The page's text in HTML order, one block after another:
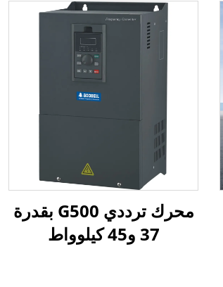
محرك ترددي G500 بقدرة
37 و45 كيلوواط